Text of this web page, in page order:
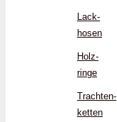
Lack­
hosen
Holz­
ringe
Trachten­
ketten